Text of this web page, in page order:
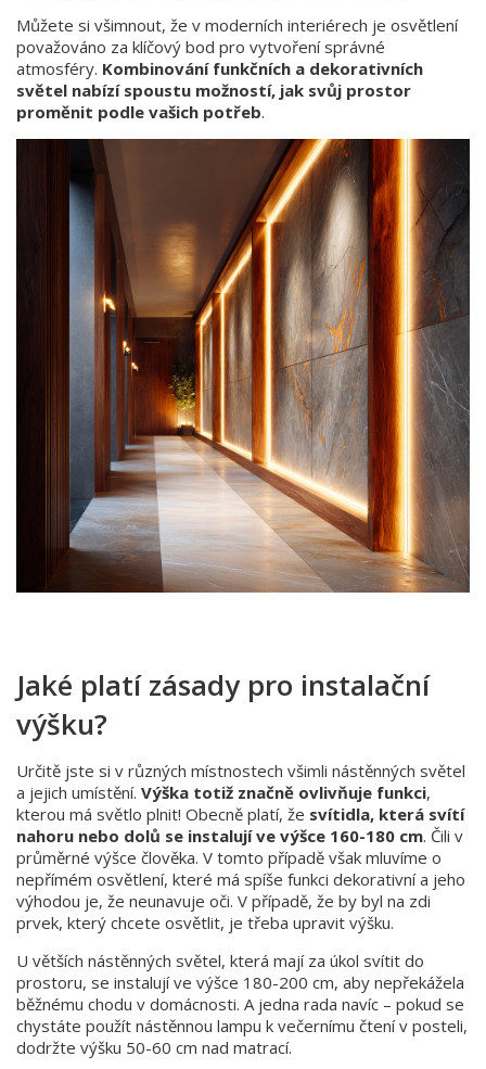
Můžete si všimnout, že v moderních interiérech je osvětlení
považováno za klíčový bod pro vytvoření správné
atmosféry. Kombinování funkčních a dekorativních
světel nabízí spoustu možností, jak svůj prostor
proměnit podle vašich potřeb.
Jaké platí zásady pro instalační
výšku?
Určitě jste si v různých místnostech všimli nástěnných světel
a jejich umístění. Výška totiž značně ovlivňuje funkci,
kterou má světlo plnit! Obecně platí, že svítidla, která svítí
nahoru nebo dolů se instalují ve výšce 160-180 cm. Čili v
průměrné výšce člověka. V tomto případě však mluvíme o
nepřímém osvětlení, které má spíše funkci dekorativní a jeho
výhodou je, že neunavuje oči. V případě, že by byl na zdi
prvek, který chcete osvětlit, je třeba upravit výšku.
U větších nástěnných světel, která mají za úkol svítit do
prostoru, se instalují ve výšce 180-200 cm, aby nepřekážela
běžnému chodu v domácnosti. A jedna rada navíc – pokud se
chystáte použít nástěnnou lampu k večernímu čtení v posteli,
dodržte výšku 50-60 cm nad matrací.